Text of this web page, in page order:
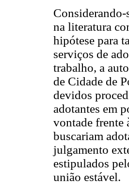
Considerando-
na literatura
hipótese para
serviços de
trabalho, a
de Cidade de
devidos
adotantes em
vontade frente
buscariam
julgamento
estipulados
união estável.